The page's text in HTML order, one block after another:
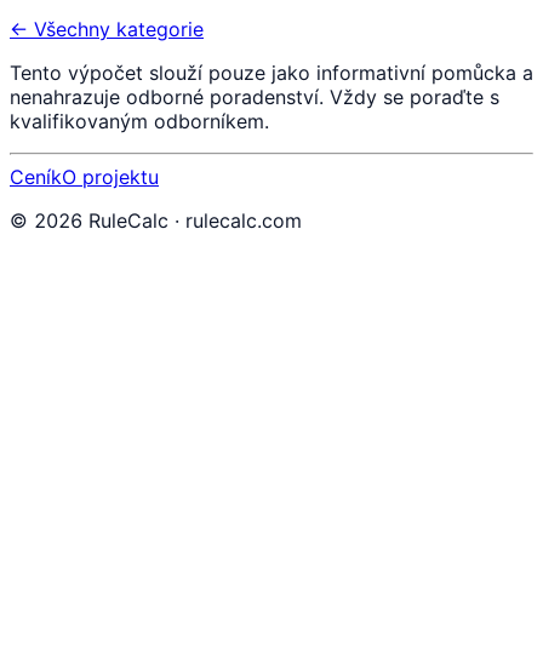
← Všechny kategorie
Tento výpočet slouží pouze jako informativní pomůcka a
nenahrazuje odborné poradenství. Vždy se poraďte s
kvalifikovaným odborníkem.
CeníkO projektu
© 2026 RuleCalc · rulecalc.com